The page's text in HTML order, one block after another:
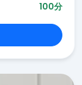
100分